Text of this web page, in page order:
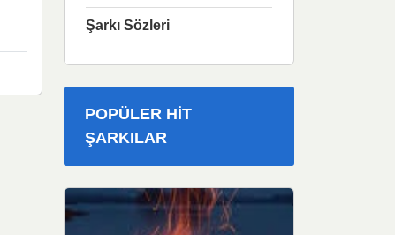
Şarkı Sözleri
POPÜLER HIT
ŞARKILAR